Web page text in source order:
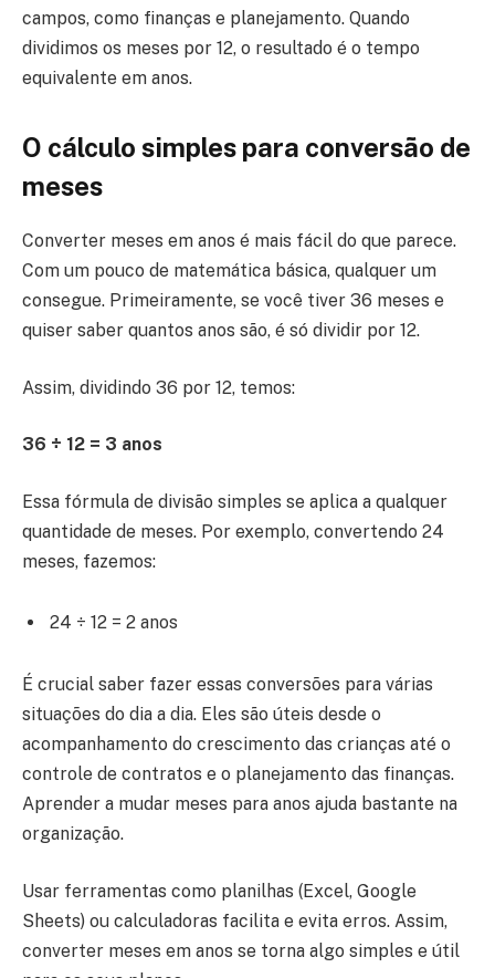
campos, como finanças e planejamento. Quando
dividimos os meses por 12, o resultado é o tempo
equivalente em anos.
O cálculo simples para conversão de
meses
Converter meses em anos é mais fácil do que parece.
Com um pouco de matemática básica, qualquer um
consegue. Primeiramente, se você tiver 36 meses e
quiser saber quantos anos são, é só dividir por 12.
Assim, dividindo 36 por 12, temos:
36 ÷ 12 = 3 anos
Essa fórmula de divisão simples se aplica a qualquer
quantidade de meses. Por exemplo, convertendo 24
meses, fazemos:
24 ÷ 12 = 2 anos
É crucial saber fazer essas conversões para várias
situações do dia a dia. Eles são úteis desde o
acompanhamento do crescimento das crianças até o
controle de contratos e o planejamento das finanças.
Aprender a mudar meses para anos ajuda bastante na
organização.
Usar ferramentas como planilhas (Excel, Google
Sheets) ou calculadoras facilita e evita erros. Assim,
converter meses em anos se torna algo simples e útil